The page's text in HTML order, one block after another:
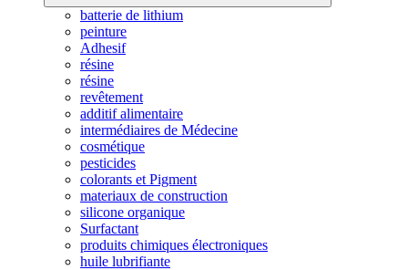
batterie de lithium
peinture
Adhesif
résine
résine
revêtement
additif alimentaire
intermédiaires de Médecine
cosmétique
pesticides
colorants et Pigment
materiaux de construction
silicone organique
Surfactant
produits chimiques électroniques
huile lubrifiante